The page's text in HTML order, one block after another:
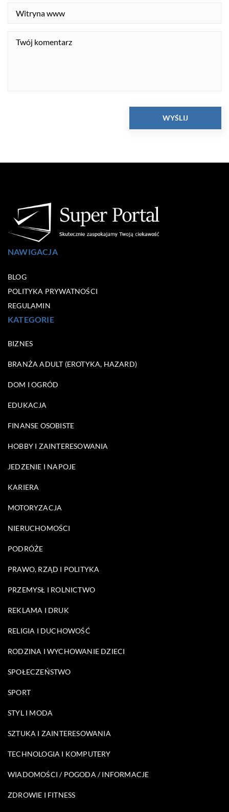
NAWIGACJA
BLOG
POLITYKA PRYWATNOŚCI
REGULAMIN
KATEGORIE
BIZNES
BRANŻA ADULT (EROTYKA, HAZARD)
DOM I OGRÓD
EDUKACJA
FINANSE OSOBISTE
HOBBY I ZAINTERESOWANIA
JEDZENIE I NAPOJE
KARIERA
MOTORYZACJA
NIERUCHOMOŚCI
PODRÓŻE
PRAWO, RZĄD I POLITYKA
PRZEMYSŁ I ROLNICTWO
REKLAMA I DRUK
RELIGIA I DUCHOWOŚĆ
RODZINA I WYCHOWANIE DZIECI
SPOŁECZEŃSTWO
SPORT
STYL I MODA
SZTUKA I ZAINTERESOWANIA
TECHNOLOGIA I KOMPUTERY
WIADOMOŚCI / POGODA / INFORMACJE
ZDROWIE I FITNESS